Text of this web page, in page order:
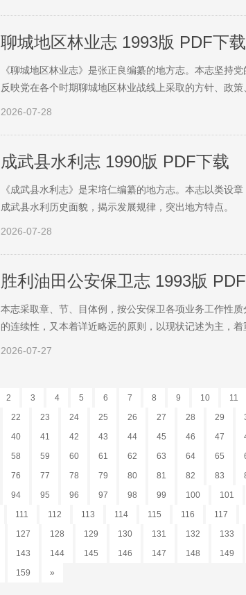
聊城地区林业志 1993版 PDF下载
《聊城地区林业志》是张正良编纂的地方志。本志坚持
反映党在各个时期聊城地区林业战线上采取的方针、政
2026-07-28
成武县水利志 1990版 PDF下载
《成武县水利志》是宋培仁编纂的地方志。本志以类设
成武县水利历史面貌，揭示发展规律，突出地方特点。
2026-07-28
胜利油田公安保卫志 1993版
本志采取章、节、目体例，按公安保卫各项业务工作性
的连续性，又本着详近略远的原则，以现状记述为主，
2026-07-27
2 3 4 5 6 7 8 9 10 11
22 23 24 25 26 27 28 29
40 41 42 43 44 45 46 47
58 59 60 61 62 63 64 65
76 77 78 79 80 81 82 83
94 95 96 97 98 99 100 101
111 112 113 114 115 116 117
127 128 129 130 131 132 133
143 144 145 146 147 148 149
159 »